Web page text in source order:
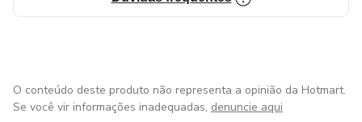
O conteúdo deste produto não representa a opinião da Hotmart.
Se você vir informações inadequadas, denuncie aqui